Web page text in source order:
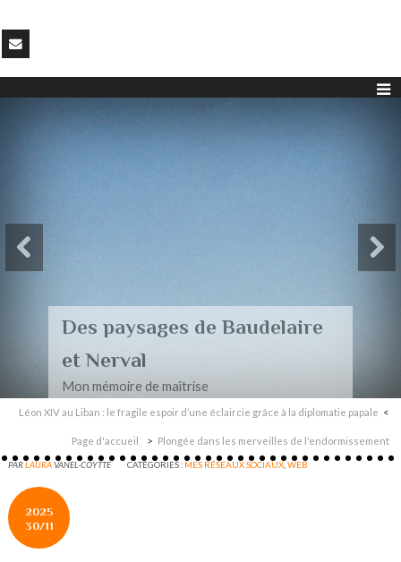
Des paysages de Baudelaire
et Nerval
Mon mémoire de maîtrise
Léon XIV au Liban : le fragile espoir d’une éclaircie grâce à la diplomatie papale
Page d'accueil Plongée dans les merveilles de l'endormissement
PARLAURAVANEL-COYTTE CATÉGORIES : MES RÉSEAUX SOCIAUX,WEB
2025
30/11